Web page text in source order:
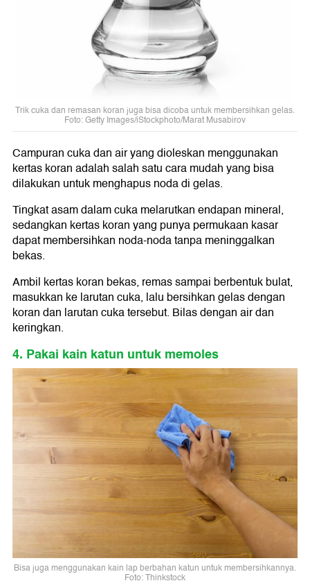
Trik cuka dan remasan koran juga bisa dicoba untuk membersihkan gelas.
Foto: Getty Images/iStockphoto/Marat Musabirov
Campuran cuka dan air yang dioleskan menggunakan
kertas koran adalah salah satu cara mudah yang bisa
dilakukan untuk menghapus noda di gelas.
Tingkat asam dalam cuka melarutkan endapan mineral,
sedangkan kertas koran yang punya permukaan kasar
dapat membersihkan noda-noda tanpa meninggalkan
bekas.
Ambil kertas koran bekas, remas sampai berbentuk bulat,
masukkan ke larutan cuka, lalu bersihkan gelas dengan
koran dan larutan cuka tersebut. Bilas dengan air dan
keringkan.
4. Pakai kain katun untuk memoles
Bisa juga menggunakan kain lap berbahan katun untuk membersihkannya.
Foto: Thinkstock